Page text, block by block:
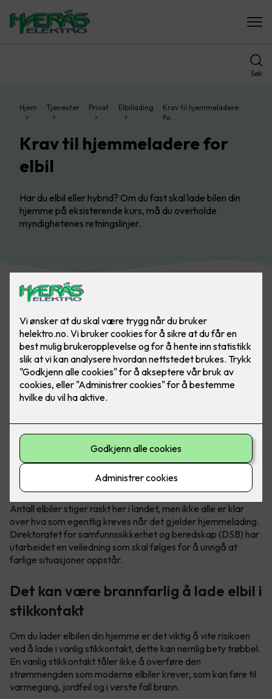
Søk
Hjem Tjenester Privat Elbillading
Krav til hjemmeladere
fo…
Krav til hjemmeladere for
elbil
Har du elbil eller hybrid? Om du fast skal lade bilen din
hjemme på eksisterende kurs, må du overholde
myndighetenes retningslinjer.
Hva krever en hjemmelader?
Antall elbiler stiger raskt her i landet, men ikke alle er klar
over hva som egentlig kreves når det gjelder hjemmelading.
Direktoratet for samfunnssikkerhet og beredskap (DSB) har
utarbeidet en veiledning som skal følges for å unngå at
farlige situasjoner oppstår.
Det kan være brannfarlig å lade elbil i
stikkontakt
Om du lader elbilen din hjemme er det viktig å vite risikoen
ved å lade i vanlig stikkontakt, dette kan nemlig bety trøbbel.
En vanlig stikkontakt tåler ikke å overføre den
strømmengden som moderne elbiler krever, som kan føre til
varmegang, jordfeil og i verste fall brann.